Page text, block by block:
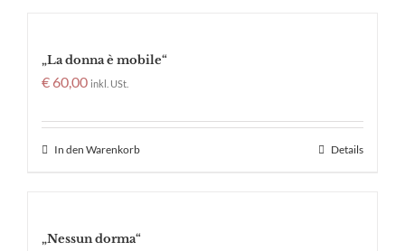
„La donna è mobile“
€ 60,00 inkl. USt.
In den Warenkorb Details
„Nessun dorma“